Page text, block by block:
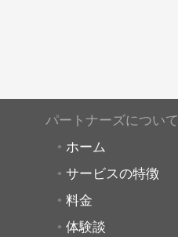
パートナーズについて
ホーム
サービスの特徴
料金
体験談